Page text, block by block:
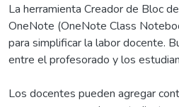
La herramienta Creador de Bloc
OneNote (OneNote Class
para simplificar la labor docente.
entre el profesorado y los
Los docentes pueden agregar